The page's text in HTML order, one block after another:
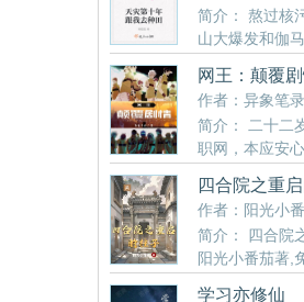
简介： 熬过核
山大爆发和伽
十年，夏青昂首挺胸走出安
去种田！
网王：颠覆
作者：异象笔录
简介： 二十二
职网，本应安
所未有的网暴和污蔑，甚至
切原赤也结束自己的生命后
昔日的前辈们，他决定要改
结局。（立海群像，非单一
四合院之重
作者：阳光小
简介： 四合院
阳光小番茄著,
的柱子最新清爽干净的文字
学习亦修仙